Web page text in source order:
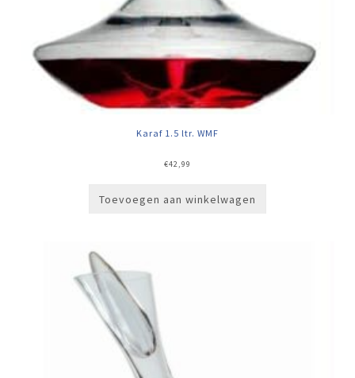
Karaf 1.5 ltr. WMF
€42,99
Toevoegen aan winkelwagen